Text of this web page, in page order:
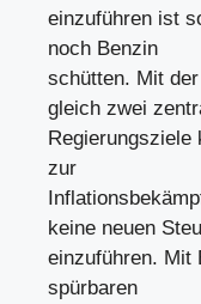
einzuführen ist
noch Benzin
schütten. Mit
gleich zwei
Regierungsziele
zur
keine neuen
einzuführen. Mit
spürbaren